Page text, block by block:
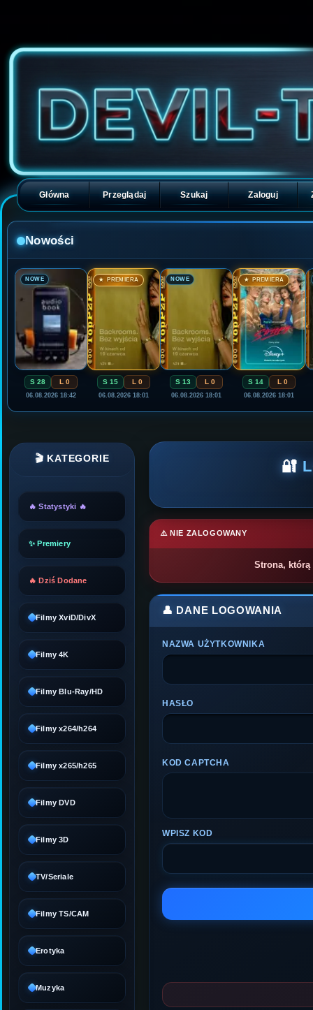
Główna Przeglądaj Szukaj Zaloguj
Nowości
🎬NOWE
S 28 L 0
06.08.2026 18:42
🎬★ PREMIERA
S 15 L 0
06.08.2026 18:01
🎬NOWE
S 13 L 0
06.08.2026 18:01
🎬★ PREMIERA
S 14 L 0
06.08.2026 18:01
🎬 KATEGORIE
🔥 Statystyki 🔥
✨ Premiery
🔥 Dziś Dodane
Filmy XviD/DivX
Filmy 4K
Filmy Blu-Ray/HD
Filmy x264/h264
Filmy x265/h265
Filmy DVD
Filmy 3D
TV/Seriale
Filmy TS/CAM
Erotyka
Muzyka
🔐
⚠️ NIE ZALOGOWANY
Strona,
👤 DANE LOGOWANIA
NAZWA UŻYTKOWNIKA
HASŁO
KOD CAPTCHA
WPISZ KOD